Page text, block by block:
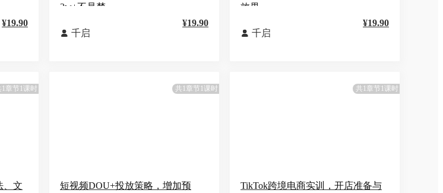
¥19.90
3w+不是梦
 千启
¥19.90
效果
 千启
¥19.90
1章节1课时
、文
共1章节1课时
短视频DOU+投放策略，增加预
共1章节1课时
TikTok跨境电商实训，开店准备与